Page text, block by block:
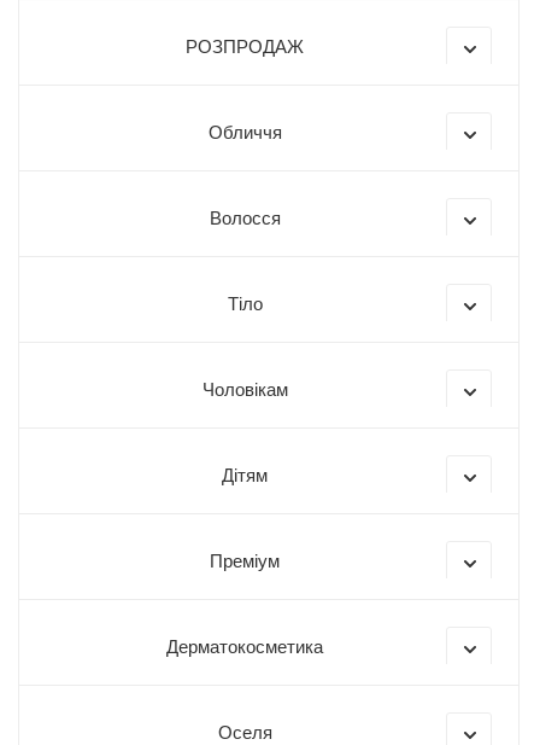
РОЗПРОДАЖ
Обличчя
Волосся
Тіло
Чоловікам
Дітям
Преміум
Дерматокосметика
Оселя